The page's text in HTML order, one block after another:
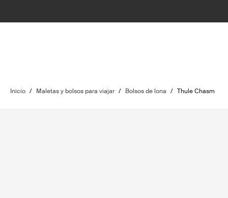
Inicio / Maletas y bolsos para viajar / Bolsos de lona / Thule Chasm